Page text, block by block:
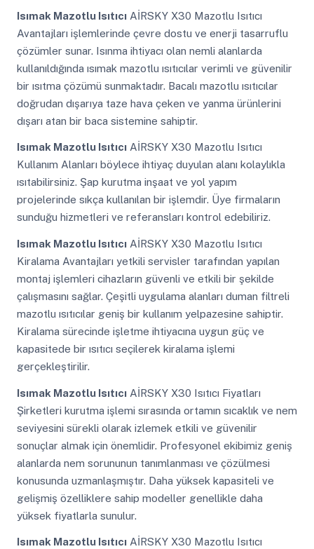
Isımak Mazotlu IsıtıcıAİRSKY X30 Mazotlu Isıtıcı
Avantajları işlemlerinde çevre dostu ve enerji tasarruflu
çözümler sunar. Isınma ihtiyacı olan nemli alanlarda
kullanıldığında ısımak mazotlu ısıtıcılar verimli ve güvenilir
bir ısıtma çözümü sunmaktadır. Bacalı mazotlu ısıtıcılar
doğrudan dışarıya taze hava çeken ve yanma ürünlerini
dışarı atan bir baca sistemine sahiptir.
Isımak Mazotlu IsıtıcıAİRSKY X30 Mazotlu Isıtıcı
Kullanım Alanları böylece ihtiyaç duyulan alanı kolaylıkla
ısıtabilirsiniz. Şap kurutma inşaat ve yol yapım
projelerinde sıkça kullanılan bir işlemdir. Üye firmaların
sunduğu hizmetleri ve referansları kontrol edebiliriz.
Isımak Mazotlu IsıtıcıAİRSKY X30 Mazotlu Isıtıcı
Kiralama Avantajları yetkili servisler tarafından yapılan
montaj işlemleri cihazların güvenli ve etkili bir şekilde
çalışmasını sağlar. Çeşitli uygulama alanları duman filtreli
mazotlu ısıtıcılar geniş bir kullanım yelpazesine sahiptir.
Kiralama sürecinde işletme ihtiyacına uygun güç ve
kapasitede bir ısıtıcı seçilerek kiralama işlemi
gerçekleştirilir.
Isımak Mazotlu IsıtıcıAİRSKY X30 Isıtıcı Fiyatları
Şirketleri kurutma işlemi sırasında ortamın sıcaklık ve nem
seviyesini sürekli olarak izlemek etkili ve güvenilir
sonuçlar almak için önemlidir. Profesyonel ekibimiz geniş
alanlarda nem sorununun tanımlanması ve çözülmesi
konusunda uzmanlaşmıştır. Daha yüksek kapasiteli ve
gelişmiş özelliklere sahip modeller genellikle daha
yüksek fiyatlarla sunulur.
Isımak Mazotlu IsıtıcıAİRSKY X30 Mazotlu Isıtıcı